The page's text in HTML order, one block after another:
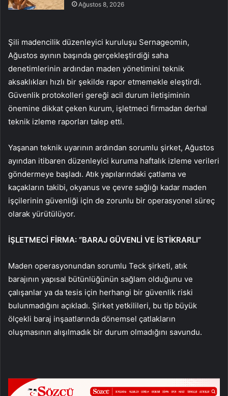
Ağustos 8, 2026
Şili madencilik düzenleyici kuruluşu Sernageomin,
Ağustos ayının başında gerçekleştirdiği saha
denetimlerinin ardından maden yönetimini teknik
aksaklıkları hızlı bir şekilde rapor etmemekle eleştirdi.
Güvenlik protokolleri gereği acil durum iletişiminin
önemine dikkat çeken kurum, işletmeci firmadan derhal
teknik izleme raporları talep etti.
Yaşanan teknik uyarının ardından sorumlu şirket, Ağustos
ayından itibaren düzenleyici kuruma haftalık izleme verileri
göndermeye başladı. Atık yapılarındaki çatlama ve
kaçakların takibi, okyanus ve çevre sağlığı kadar maden
işçilerinin güvenliği için de zorunlu bir operasyonel süreç
olarak yürütülüyor.
İŞLETMECİ FİRMA: “BARAJ GÜVENLİ VE İSTİKRARLI”
Maden operasyonundan sorumlu Teck şirketi, atık
barajının yapısal bütünlüğünün sağlam olduğunu ve
çalışanlar ya da tesis için herhangi bir güvenlik riski
bulunmadığını açıkladı. Şirket yetkilileri, bu tip büyük
ölçekli baraj inşaatlarında dönemsel çatlakların
oluşmasının alışılmadık bir durum olmadığını savundu.